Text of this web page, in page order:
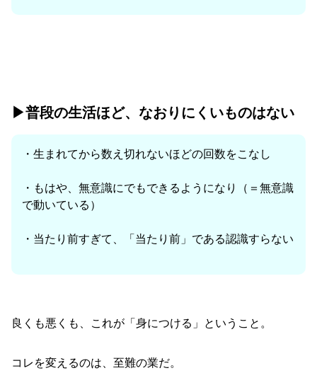
▶︎普段の生活ほど、なおりにくいものはない
・生まれてから数え切れないほどの回数をこなし
・もはや、無意識にでもできるようになり（＝無意識
で動いている）
・当たり前すぎて、「当たり前」である認識すらない
良くも悪くも、これが「身につける」ということ。
コレを変えるのは、至難の業だ。